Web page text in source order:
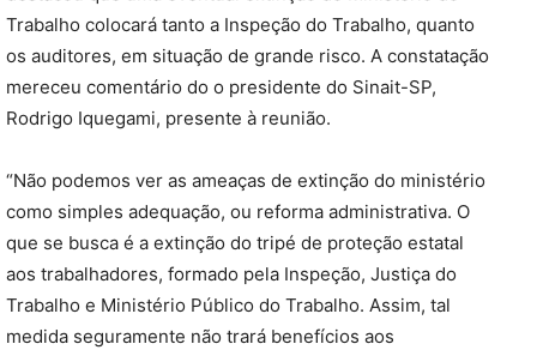
Trabalho colocará tanto a Inspeção do Trabalho, quanto
os auditores, em situação de grande risco. A constatação
mereceu comentário do o presidente do Sinait-SP,
Rodrigo Iquegami, presente à reunião.
“Não podemos ver as ameaças de extinção do ministério
como simples adequação, ou reforma administrativa. O
que se busca é a extinção do tripé de proteção estatal
aos trabalhadores, formado pela Inspeção, Justiça do
Trabalho e Ministério Público do Trabalho. Assim, tal
medida seguramente não trará benefícios aos